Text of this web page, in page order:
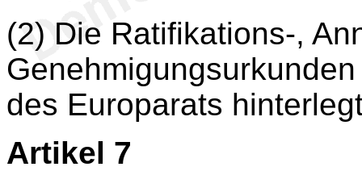
(2) Die Ratifikations-,
des Europarats
Artikel 7